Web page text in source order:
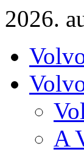
2026.
A